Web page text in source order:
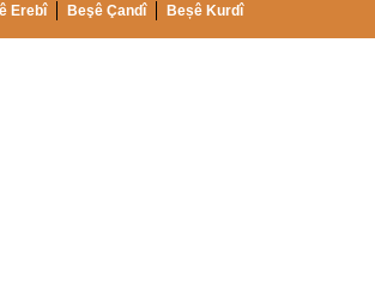
Erebî Beşê Çandî Beșê Kurdî